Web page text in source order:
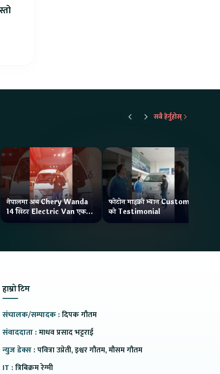
सबै हेर्नुहोस्
नेपालमा अब Chery Wanda
14 सिटर Electric Van एक
Charge मा दिन्छ 300KM
फोटोन माइक्रो भ्यान Customer
को Testimonial
हाम्रो टिम
संचालक/सम्पादक :दिपक गौतम
संवाददाता :माधव प्रसाद भट्टराई
न्युज डेक्स :पवित्रा उप्रेती, इश्वर गौतम, मौसम गौतम
IT :त्रिबिक्रम रेग्मी